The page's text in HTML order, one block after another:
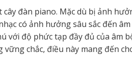
đàn piano. Mặc dù bị ảnh
có ảnh hưởng sâu sắc đến
với độ phức tạp đầy đủ của âm
chắc, điều này mang đến